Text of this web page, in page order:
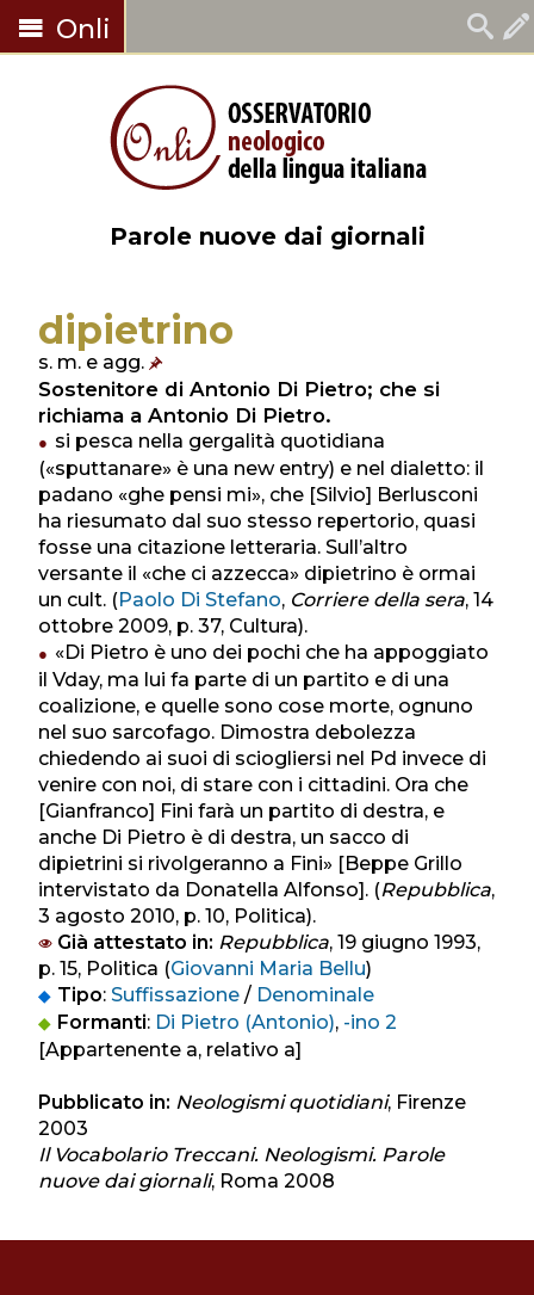
Onli
Parole nuove dai giornali
dipietrino
s. m. e agg.
Sostenitore di Antonio Di Pietro; che si
richiama a Antonio Di Pietro.
si pesca nella gergalità quotidiana
(«sputtanare» è una new entry) e nel dialetto: il
padano «ghe pensi mi», che [Silvio] Berlusconi
ha riesumato dal suo stesso repertorio, quasi
fosse una citazione letteraria. Sull’altro
versante il «che ci azzecca» dipietrino è ormai
un cult. (Paolo Di Stefano, Corriere della sera, 14
ottobre 2009, p. 37, Cultura).
«Di Pietro è uno dei pochi che ha appoggiato
il Vday, ma lui fa parte di un partito e di una
coalizione, e quelle sono cose morte, ognuno
nel suo sarcofago. Dimostra debolezza
chiedendo ai suoi di sciogliersi nel Pd invece di
venire con noi, di stare con i cittadini. Ora che
[Gianfranco] Fini farà un partito di destra, e
anche Di Pietro è di destra, un sacco di
dipietrini si rivolgeranno a Fini» [Beppe Grillo
intervistato da Donatella Alfonso]. (Repubblica,
3 agosto 2010, p. 10, Politica).
Già attestato in: Repubblica, 19 giugno 1993,
p. 15, Politica (Giovanni Maria Bellu)
Tipo:Suffissazione / Denominale
Formanti: Di Pietro (Antonio), -ino 2
[Appartenente a, relativo a]
Pubblicato in: Neologismi quotidiani, Firenze
2003
Il Vocabolario Treccani. Neologismi. Parole
nuove dai giornali, Roma 2008